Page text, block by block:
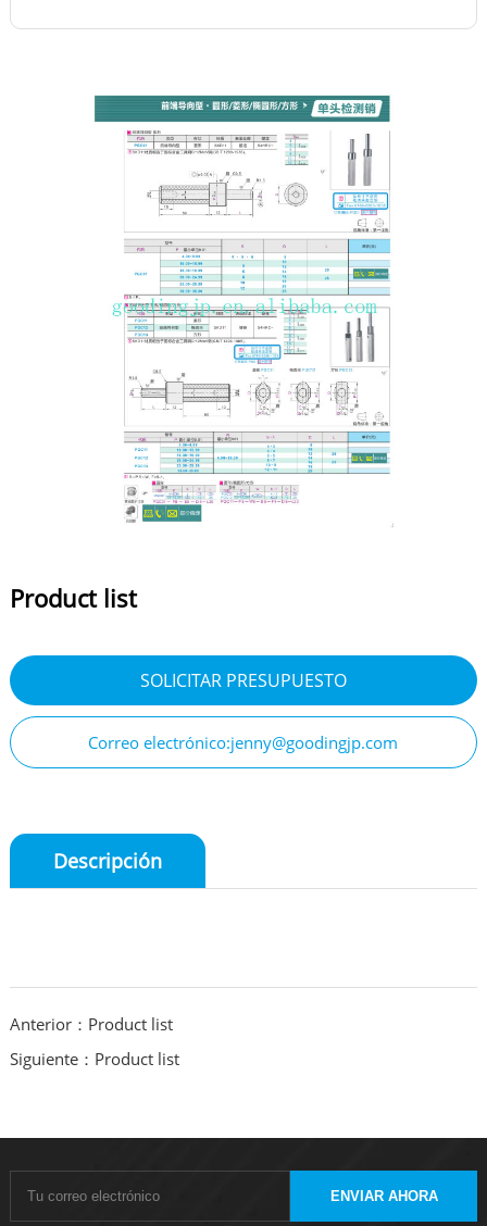
Product list
SOLICITAR PRESUPUESTO
Correo electrónico:jenny@goodingjp.com
Descripción
Anterior：Product list
Siguiente：Product list
ENVIAR AHORA